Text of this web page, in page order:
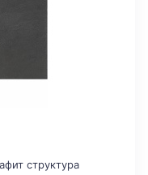
структура